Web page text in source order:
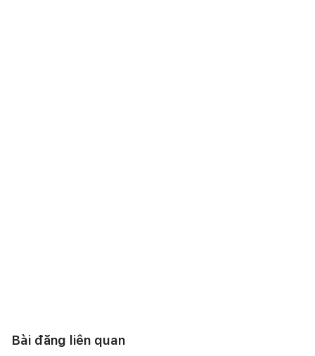
Bài đăng liên quan